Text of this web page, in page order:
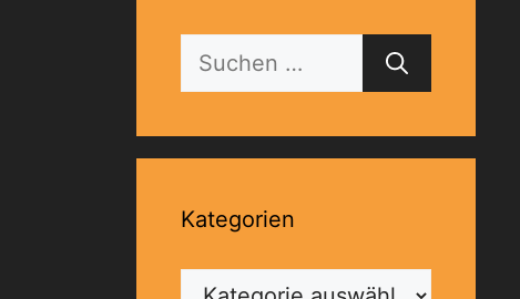
Suchen
Kategorien
Kategorien